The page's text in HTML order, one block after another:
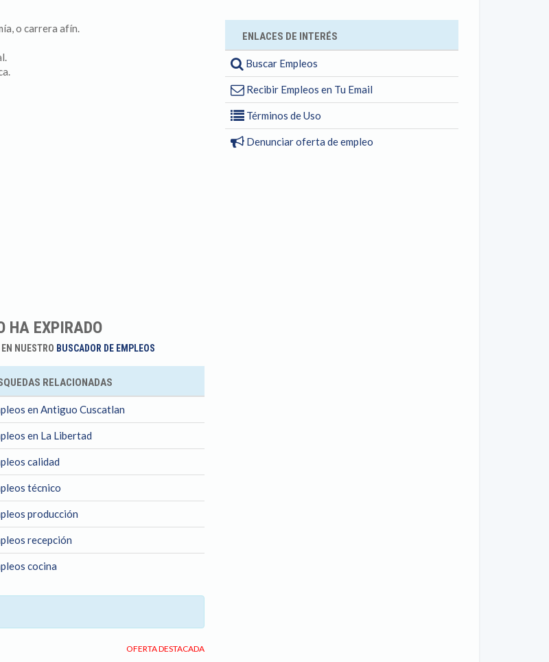
o carrera afín.
HA EXPIRADO
NUESTRO BUSCADOR DE EMPLEOS
RELACIONADAS
en Antiguo Cuscatlan
en La Libertad
calidad
técnico
producción
recepción
cocina
OFERTA DESTACADA
ENLACES DE INTERÉS
Buscar Empleos
Recibir Empleos en Tu Email
Términos de Uso
Denunciar oferta de empleo